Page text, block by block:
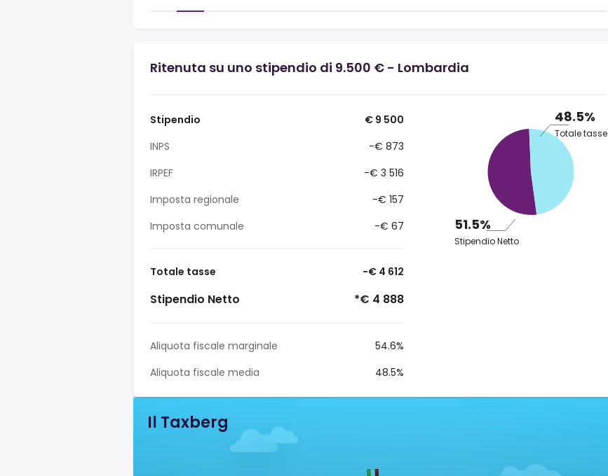
Ritenuta su uno stipendio di 9.500 € - Lombardia
Stipendio
€ 9 500
INPS
-€ 873
IRPEF
-€ 3 516
Imposta regionale
-€ 157
Imposta comunale
-€ 67
Totale tasse -€ 4 612
Stipendio Netto *€ 4 888
Aliquota fiscale marginale
54.6%
Aliquota fiscale media
48.5%
48.5%
Totale tasse
51.5%
Stipendio Netto
Il Taxberg